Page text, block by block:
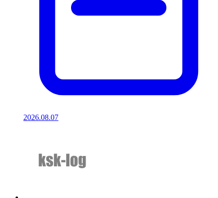
2026.08.07